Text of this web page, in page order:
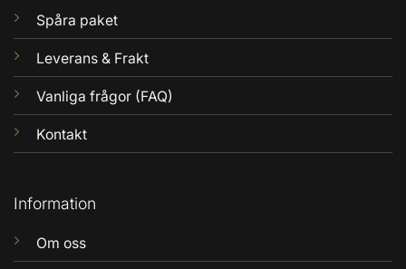
Spåra paket
Leverans & Frakt
Vanliga frågor (FAQ)
Kontakt
Information
Om oss